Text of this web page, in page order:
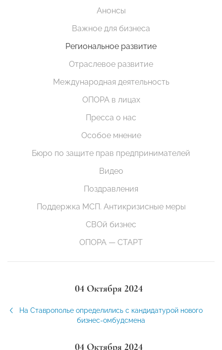
Анонсы
Важное для бизнеса
Региональное развитие
Отраслевое развитие
Международная деятельность
ОПОРА в лицах
Пресса о нас
Особое мнение
Бюро по защите прав предпринимателей
Видео
Поздравления
Поддержка МСП. Антикризисные меры
СВОй бизнес
ОПОРА — СТАРТ
04 Октября 2024
На Ставрополье определились с кандидатурой нового
бизнес-омбудсмена
04 Октября 2024